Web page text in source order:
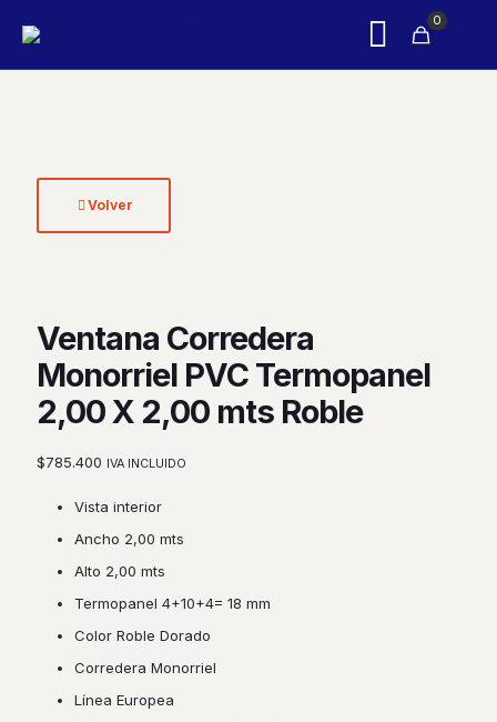
0
Volver
Ventana Corredera
Monorriel PVC Termopanel
2,00 X 2,00 mts Roble
$785.400 IVA INCLUIDO
Vista interior
Ancho 2,00 mts
Alto 2,00 mts
Termopanel 4+10+4= 18 mm
Color Roble Dorado
Corredera Monorriel
Línea Europea